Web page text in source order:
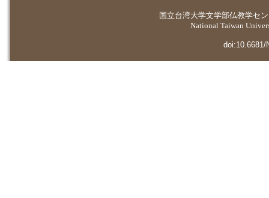
国立台湾大学文学部仏教学セ
National Taiwan
doi:10.6681/